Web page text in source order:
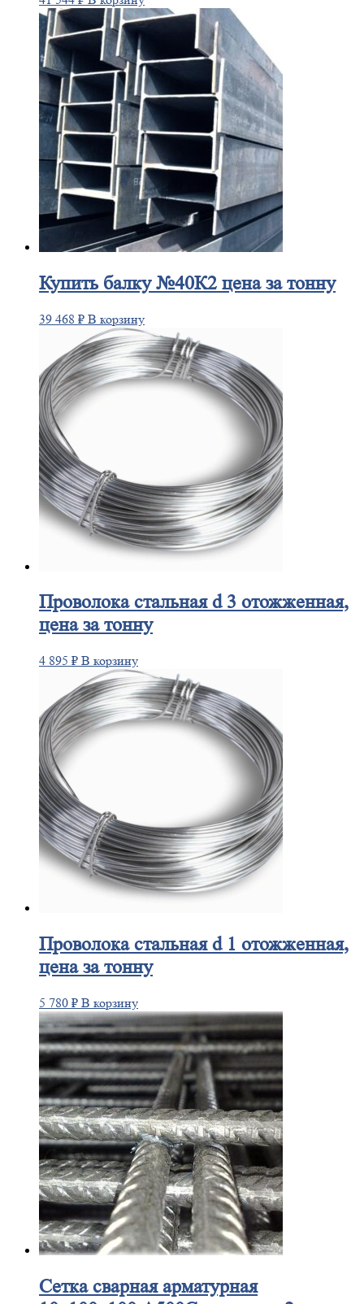
Купитьбалку №40К2 цена за тонну
39 468 ₽ В корзину
Проволокастальная d 3 отожженная,
цена за тонну
4 895 ₽ В корзину
Проволокастальная d 1 отожженная,
цена за тонну
5 780 ₽ В корзину
Сеткасварная арматурная